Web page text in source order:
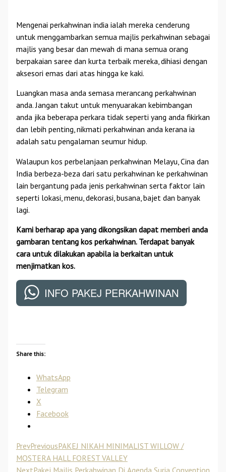
Mengenai perkahwinan india ialah mereka cenderung
untuk menggambarkan semua majlis perkahwinan sebagai
majlis yang besar dan mewah di mana semua orang
berpakaian saree dan kurta terbaik mereka, dihiasi dengan
aksesori emas dari atas hingga ke kaki.
Luangkan masa anda semasa merancang perkahwinan
anda. Jangan takut untuk menyuarakan kebimbangan
anda jika beberapa perkara tidak seperti yang anda fikirkan
dan lebih penting, nikmati perkahwinan anda kerana ia
adalah satu pengalaman seumur hidup.
Walaupun kos perbelanjaan perkahwinan Melayu, Cina dan
India berbeza-beza dari satu perkahwinan ke perkahwinan
lain bergantung pada jenis perkahwinan serta faktor lain
seperti lokasi, menu, dekorasi, busana, bajet dan banyak
lagi.
Kami berharap apa yang dikongsikan dapat memberi anda
gambaran tentang kos perkahwinan. Terdapat banyak
cara untuk dilakukan apabila ia berkaitan untuk
menjimatkan kos.
INFO PAKEJ PERKAHWINAN
Share this:
WhatsApp
Telegram
X
Facebook
PrevPreviousPAKEJ NIKAH MINIMALIST WILLOW /
MOSTERA HALL FOREST VALLEY
NextPakej Majlis Perkahwinan Di Agenda Suria Convention